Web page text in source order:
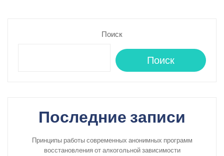
Поиск
Поиск
Последние записи
Принципы работы современных анонимных программ
восстановления от алкогольной зависимости